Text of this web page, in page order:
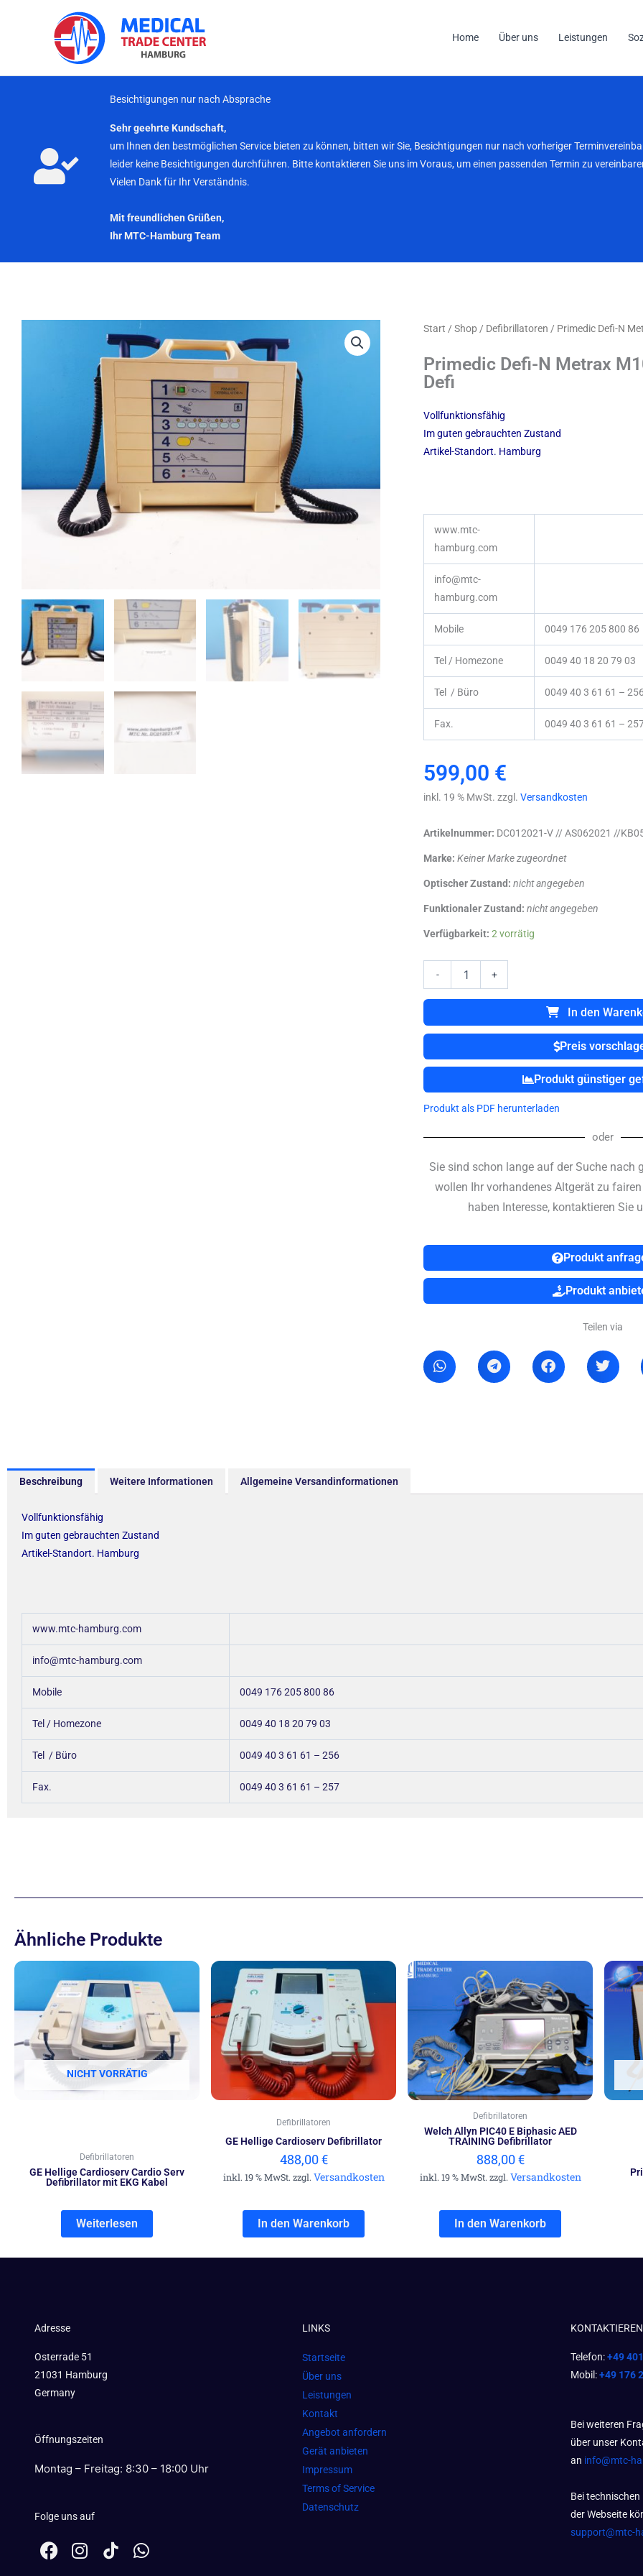
Home Über uns Leistungen
Besichtigungen nur nach Absprache
Sehr geehrte Kundschaft,
um Ihnen den bestmöglichen Service bieten zu können, bitten wir Sie, Besichtigungen nur nach vorheriger
leider keine Besichtigungen durchführen. Bitte kontaktieren Sie uns im Voraus, um einen passenden Termin zu
Vielen Dank für Ihr Verständnis.
Mit freundlichen Grüßen,
Ihr MTC-Hamburg Team
Start / Shop / Defibrillatoren / Primedic Defi-N
Primedic Defi-N Metrax
Defi
Vollfunktionsfähig
Im guten gebrauchten Zustand
Artikel-Standort. Hamburg
www.mtc-
hamburg.com
info@mtc-
hamburg.com
Mobile 0049 176 205 800 86
Tel / Homezone 0049 40 18 20 79 03
Tel / Büro 0049 40 3 61 61 –
Fax. 0049 40 3 61 61 –
599,00 €
inkl. 19 % MwSt. zzgl. Versandkosten
Artikelnummer: DC012021-V // AS062021 //
Marke: Keiner Marke zugeordnet
Optischer Zustand: nicht angegeben
Funktionaler Zustand: nicht angegeben
Verfügbarkeit: 2 vorrätig
-
Primedic
N
Metrax
M100
Defibrilator
Defi
+
In den
Preis
Produkt günstiger
Produkt als PDF herunterladen
oder
Sie sind schon lange auf der Suche nach
wollen Ihr vorhandenes Altgerät zu
haben Interesse, kontaktieren Sie
Produkt
Produkt
Teilen via
Beschreibung Weitere Informationen Allgemeine Versandinformationen
Vollfunktionsfähig
Im guten gebrauchten Zustand
Artikel-Standort. Hamburg
www.mtc-hamburg.com
info@mtc-hamburg.com
Mobile 0049 176 205 800 86
Tel / Homezone 0049 40 18 20 79 03
Tel / Büro 0049 40 3 61 61 – 256
Fax. 0049 40 3 61 61 – 257
Ähnliche Produkte
NICHT VORRÄTIG
Defibrillatoren
GE Hellige Cardioserv Cardio Serv
Defibrillator mit EKG Kabel
Weiterlesen
Defibrillatoren
GE Hellige Cardioserv Defibrillator
488,00€
inkl. 19 % MwSt. zzgl. Versandkosten
In den Warenkorb
Defibrillatoren
Welch Allyn PIC40 E Biphasic AED
TRAINING Defibrillator
888,00€
inkl. 19 % MwSt. zzgl. Versandkosten
In den Warenkorb
Adresse
Osterrade 51
21031 Hamburg
Germany
Öffnungszeiten
Montag – Freitag: 8:30 – 18:00 Uhr
Folge uns auf
F
a
I
n
W
h
LINKS
Startseite
Über uns
Leistungen
Kontakt
Angebot anfordern
Gerät anbieten
Impressum
Terms of Service
Datenschutz
Telefon:+49
Mobil:+49 176
Bei weiteren
über unser
an info@mtc-
Bei
der Webseite
support@mtc-